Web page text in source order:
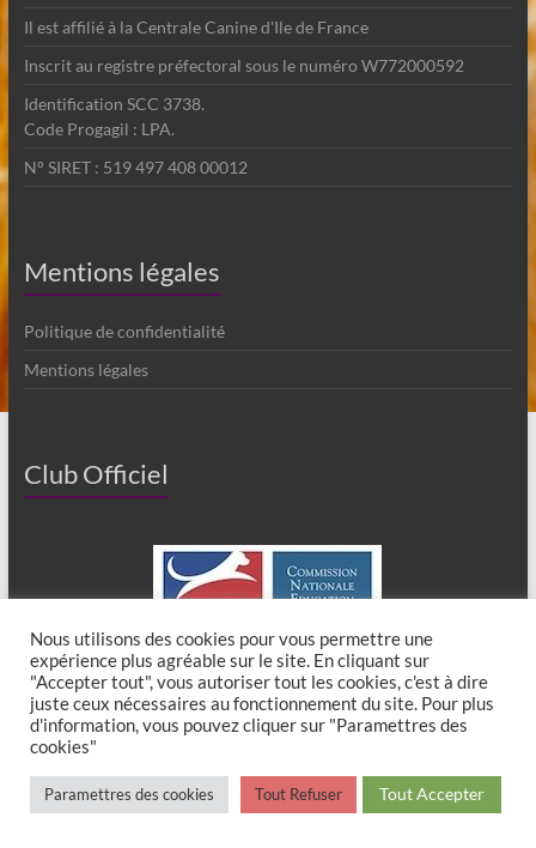
Il est affilié à la Centrale Canine d'Ile de France
Inscrit au registre préfectoral sous le numéro W772000592
Identification SCC 3738.
Code Progagil : LPA.
N° SIRET : 519 497 408 00012
Mentions légales
Politique de confidentialité
Mentions légales
Club Officiel
Copyright © 2026Club Canin de Chaumes en Brie. All rights reserved. Theme
Spaciousby ThemeGrill. Powered by: WordPress.
Nous utilisons des cookies pour vous permettre une
expérience plus agréable sur le site. En cliquant sur
"Accepter tout", vous autoriser tout les cookies, c'est à dire
juste ceux nécessaires au fonctionnement du site. Pour plus
d'information, vous pouvez cliquer sur "Paramettres des
cookies"
Paramettres des cookies Tout Refuser Tout Accepter